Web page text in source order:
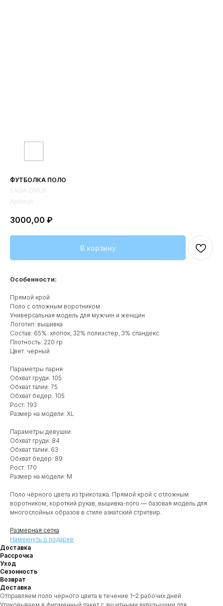
ФУТБОЛКА ПОЛО
SAQA OMUK
Артикул:
3000,00 ₽
В корзину
Особенности:
Прямой крой
Поло с отложным воротником
Универсальная модель для мужчин и женщин
Логотип: вышивка
Состав: 65%. хлопок, 32% полиэстер, 3% спандекс
Плотность: 220 гр
Цвет: черный
Параметры парня:
Обхват груди: 105
Обхват талии: 75
Обхват бедер: 105
Рост: 193
Размер на модели: XL
Параметры девушки:
Обхват груди: 84
Обхват талии: 63
Обхват бедер: 89
Рост: 170
Размер на модели: M
Поло чёрного цвета из трикотажа. Прямой крой с отложным
воротником, короткий рукав, вышивка-лого — базовая модель для
многослойных образов в стиле азиатский стритвир.
Размерная сетка
Намекнуть о подарке
Доставка
Рассрочка
Уход
Сезонность
Возврат
Доставка
Отправляем поло чёрного цвета в течение 1–2 рабочих дней.